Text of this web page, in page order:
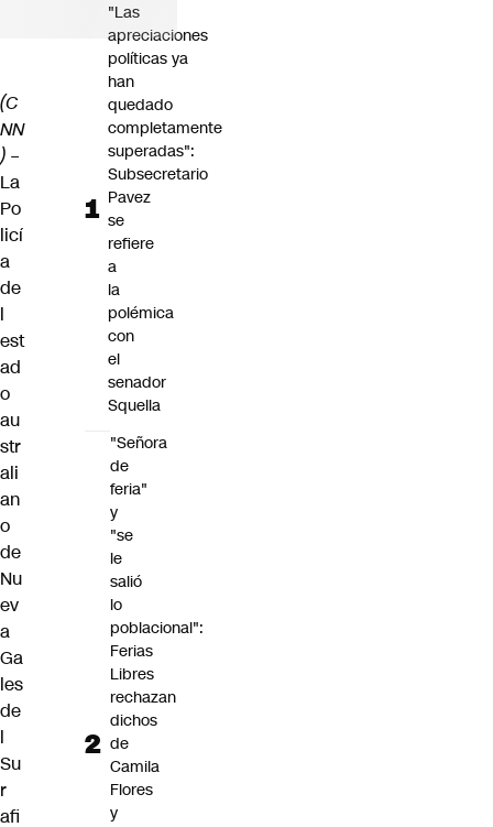
(C
NN
) –
La
Po
licí
a
de
l
est
ad
o
au
str
ali
an
o
de
Nu
ev
a
Ga
les
de
l
Su
r
afi
"Las
apreciaciones
políticas ya
han
quedado
completamente
superadas":
Subsecretario
Pavez
se
refiere
a
la
polémica
con
el
senador
Squella
"Señora
de
feria"
y
"se
le
salió
lo
poblacional":
Ferias
Libres
rechazan
dichos
de
Camila
Flores
y